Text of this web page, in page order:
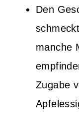
Den
manche
Zugabe